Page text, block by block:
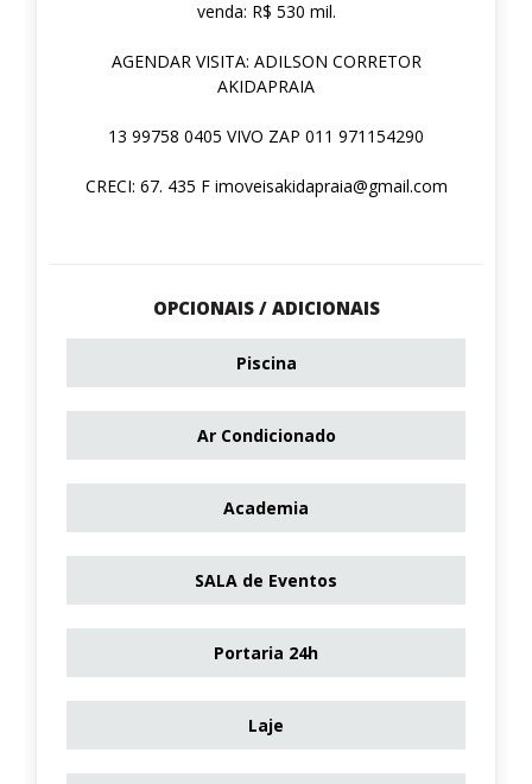
venda: R$ 530 mil.
AGENDAR VISITA: ADILSON CORRETOR
AKIDAPRAIA
13 99758 0405 VIVO ZAP 011 971154290
CRECI: 67. 435 F imoveisakidapraia@gmail.com
OPCIONAIS / ADICIONAIS
Piscina
Ar Condicionado
Academia
SALA de Eventos
Portaria 24h
Laje